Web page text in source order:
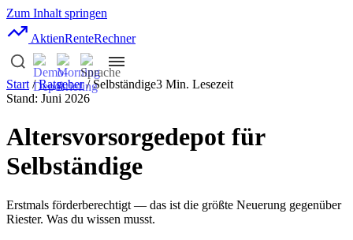
Zum Inhalt springen
AktienRenteRechner
Start /Ratgeber/ Selbständige3 Min. Lesezeit
Stand: Juni 2026
Altersvorsorgedepot für
Selbständige
Erstmals förderberechtigt — das ist die größte Neuerung gegenüber
Riester. Was du wissen musst.